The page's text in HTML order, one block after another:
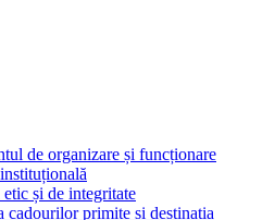
de organizare și funcționare
și de integritate
cadourilor primite si destinatia